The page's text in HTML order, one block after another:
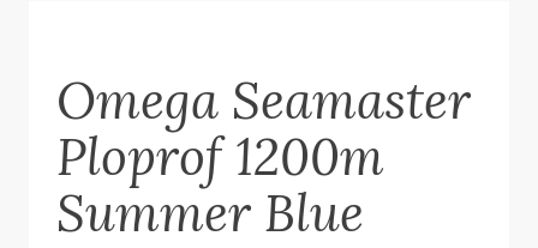
Omega Seamaster
Ploprof 1200m
Summer Blue